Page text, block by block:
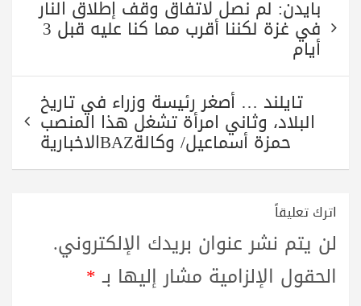
المقالات
بايدن: لم نصل لاتفاق وقف إطلاق النار
في غزة لكننا أقرب مما كنا عليه قبل 3
أيام
تايلند … أصغر رئيسة وزراء في تاريخ
البلاد، وثاني امرأة تشغل هذا المنصب
حمزة أسماعيل/ وكالةBAZالاخبارية
اترك تعليقاً
لن يتم نشر عنوان بريدك الإلكتروني.
الحقول الإلزامية مشار إليها بـ*